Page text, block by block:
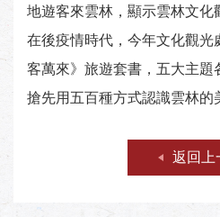
地遊客來雲林，顯示雲林文化
在後疫情時代，今年文化觀
客萬來》旅遊套書，五大主題
搶先用五百種方式認識雲林的
返回上